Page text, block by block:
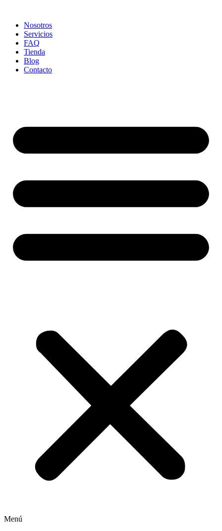
contenidoNosotros
Servicios
FAQ
Tienda
Blog
Contacto
Menú